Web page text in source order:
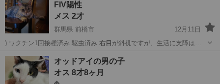
FIV陽性
メス 2才
群馬県 前橋市
12月11日
) ワクチン1回接種済み 駆虫済み 右目 が斜視ですが、生活に支障はあ
群馬 前橋市 猫 陽性
オッドアイの男の子
オス 8才8ヶ月